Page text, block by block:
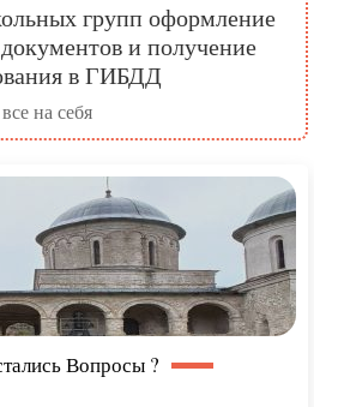
групп оформление
и получение
в ГИБДД
на себя
Вопросы ?